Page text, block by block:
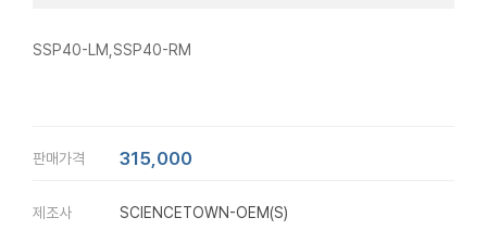
SSP40-LM,SSP40-RM
판매가격 315,000
제조사 SCIENCETOWN-OEM(S)